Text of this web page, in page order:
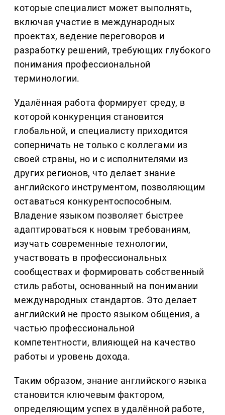
которые специалист может выполнять,
включая участие в международных
проектах, ведение переговоров и
разработку решений, требующих глубокого
понимания профессиональной
терминологии.
Удалённая работа формирует среду, в
которой конкуренция становится
глобальной, и специалисту приходится
соперничать не только с коллегами из
своей страны, но и с исполнителями из
других регионов, что делает знание
английского инструментом, позволяющим
оставаться конкурентоспособным.
Владение языком позволяет быстрее
адаптироваться к новым требованиям,
изучать современные технологии,
участвовать в профессиональных
сообществах и формировать собственный
стиль работы, основанный на понимании
международных стандартов. Это делает
английский не просто языком общения, а
частью профессиональной
компетентности, влияющей на качество
работы и уровень дохода.
Таким образом, знание английского языка
становится ключевым фактором,
определяющим успех в удалённой работе,